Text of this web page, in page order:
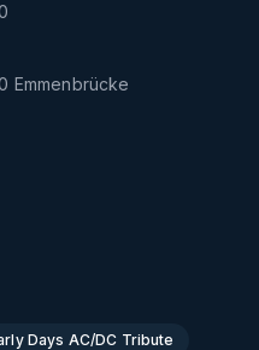
Emmenbrücke
Days AC/DC Tribute